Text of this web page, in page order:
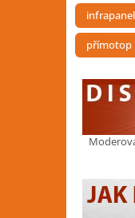
přímotop